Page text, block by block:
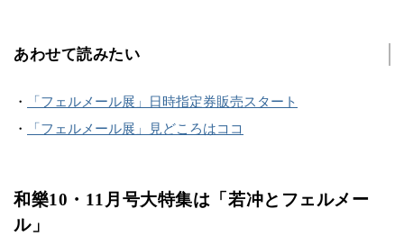
あわせて読みたい
・
「フェルメール展」日時指定券販売スタート
・
「フェルメール展」見どころはココ
和樂10・11月号大特集は「若冲とフェルメー
ル」